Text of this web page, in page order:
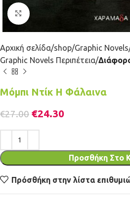
Κλικ για μεγέθυνση
Αρχική σελίδα shop Graphic Novels
Graphic Novels Περιπέτεια
Μόμπι Ντίκ Η Φάλαινα
€27.00 €24.30
Προσθήκη Στο
Πρόσθήκη στην λίστα